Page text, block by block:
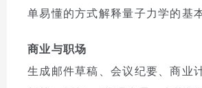
单易懂的方式解释量子力学的基
商业与职场
生成邮件草稿、会议纪要、商业